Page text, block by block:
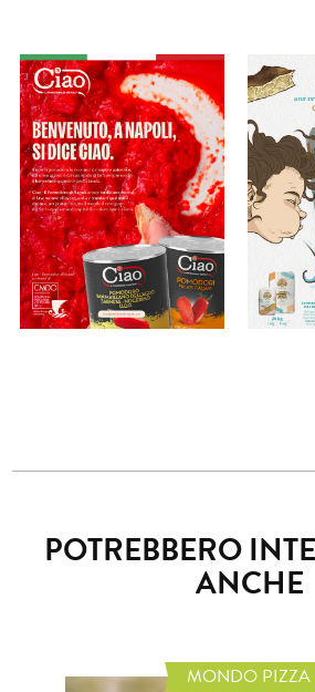
POTREBBERO
ANCHE
MONDO PIZZA